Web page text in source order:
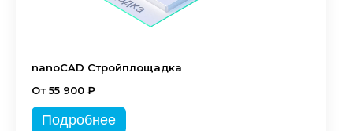
nanoCAD Стройплощадка
От 55 900 ₽
Подробнее